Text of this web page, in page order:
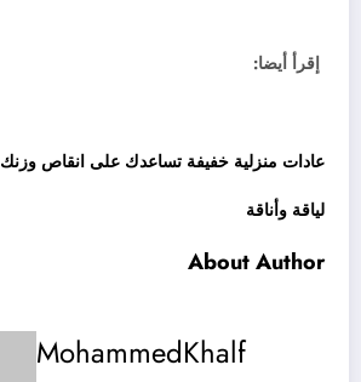
إقرأ أيضا:
عادات منزلية خفيفة تساعدك على انقاص وزنك
لياقة وأناقة
About Author
MohammedKhalf